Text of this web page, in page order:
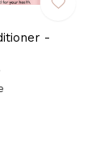
-